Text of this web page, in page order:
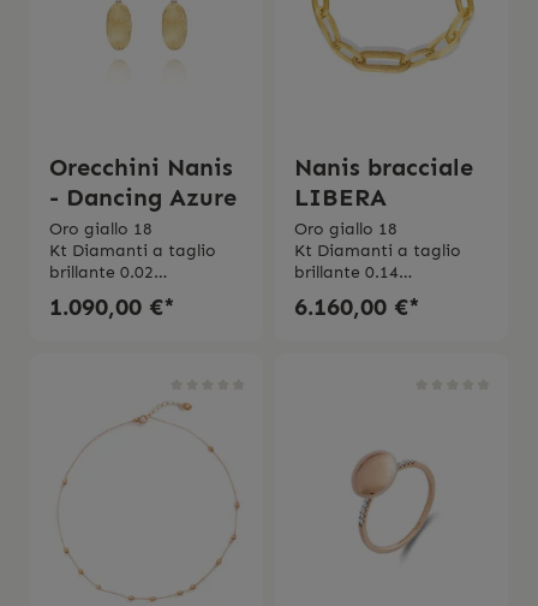
Orecchini Nanis
- Dancing Azure
Oro giallo 18
Kt Diamanti a taglio
brillante 0.02
ct Purezza VSColore
GAquamarina milky
1.090,00 €*
Nanis bracciale
LIBERA
Oro giallo 18
Kt Diamanti a taglio
brillante 0.14
ct Purezza VSColore
GMade in Italy Il
6.160,00 €*